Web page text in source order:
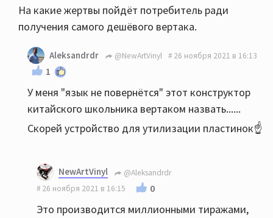
На какие жертвы пойдёт потребитель ради
получения самого дешёвого вертака.
Aleksandrdr @NewArtVinyl 26 ноября 2021 в 16:13
1
У меня "язык не повернётся" этот конструктор
китайского школьника вертаком назвать......
Скорей устройство для утилизации пластинок☝️
NewArtVinyl
@Aleksandrdr
26 ноября 2021 в 16:15
0
Это производится миллионными тиражами,